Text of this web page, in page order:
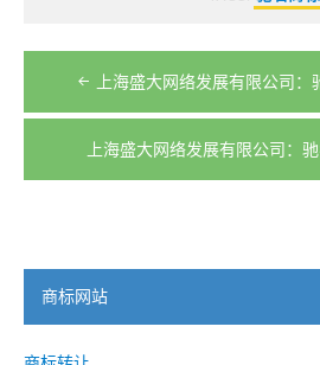
章
上海盛大网络发展有限公司：
上海盛大网络发展有限公司：
商标网站